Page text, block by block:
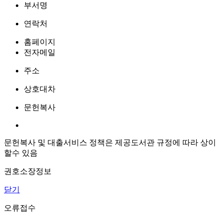
부서명
연락처
홈페이지
전자메일
주소
상호대차
문헌복사
문헌복사 및 대출서비스 정책은 제공도서관 규정에 따라 상이
할수 있음
권호소장정보
닫기
오류접수